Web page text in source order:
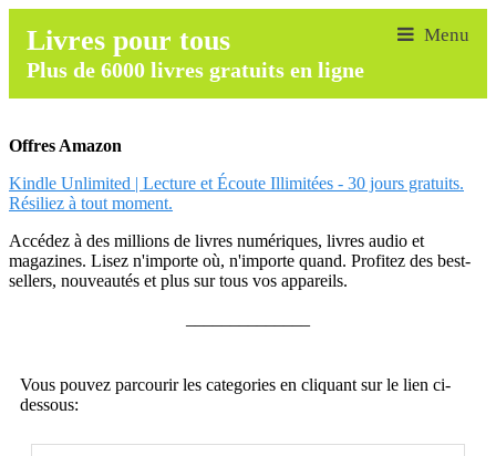
Livres pour tous
Plus de 6000 livres gratuits en ligne
Offres Amazon
Kindle Unlimited | Lecture et Écoute Illimitées - 30 jours gratuits.
Résiliez à tout moment.
Accédez à des millions de livres numériques, livres audio et
magazines. Lisez n'importe où, n'importe quand. Profitez des best-
sellers, nouveautés et plus sur tous vos appareils.
Vous pouvez parcourir les categories en cliquant sur le lien ci-
dessous: